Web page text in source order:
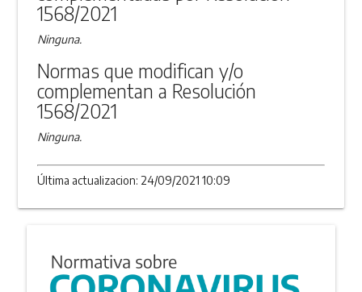
1568/2021
Ninguna.
Normas que modifican y/o
complementan a Resolución
1568/2021
Ninguna.
Última actualizacion: 24/09/2021 10:09